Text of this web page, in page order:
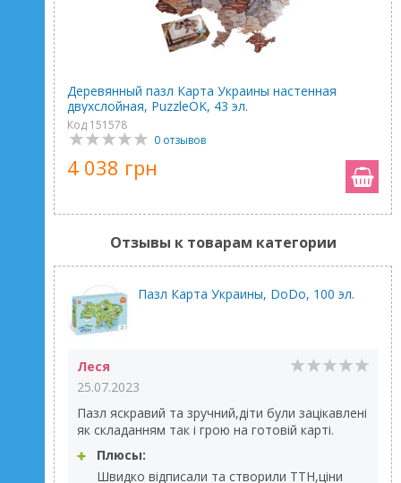
Деревянный пазл Карта Украины настенная
двухслойная, PuzzleOK, 43 эл.
Код 151578
0 отзывов
4 038 грн
Отзывы к товарам категории
Пазл Карта Украины, DoDo, 100 эл.
Леся
25.07.2023
Пазл яскравий та зручний,діти були зацікавлені
як складанням так і грою на готовій карті.
Плюсы:
Швидко відписали та створили ТТН,ціни